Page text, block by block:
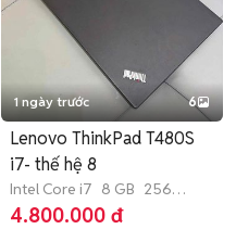
1 ngày trước 6
Lenovo ThinkPad T480S
i7- thế hệ 8
Intel Core i7 8 GB 256
GB SSD
4.800.000 đ